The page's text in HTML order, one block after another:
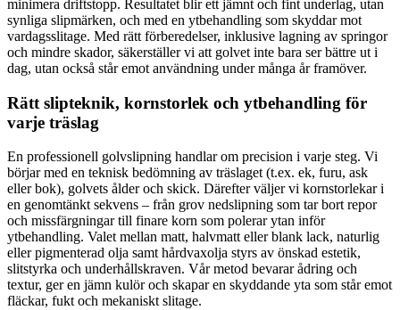
minimera driftstopp. Resultatet blir ett jämnt och fint underlag, utan
synliga slipmärken, och med en ytbehandling som skyddar mot
vardagsslitage. Med rätt förberedelser, inklusive lagning av springor
och mindre skador, säkerställer vi att golvet inte bara ser bättre ut i
dag, utan också står emot användning under många år framöver.
Rätt slipteknik, kornstorlek och ytbehandling för
varje träslag
En professionell golvslipning handlar om precision i varje steg. Vi
börjar med en teknisk bedömning av träslaget (t.ex. ek, furu, ask
eller bok), golvets ålder och skick. Därefter väljer vi kornstorlekar i
en genomtänkt sekvens – från grov nedslipning som tar bort repor
och missfärgningar till finare korn som polerar ytan inför
ytbehandling. Valet mellan matt, halvmatt eller blank lack, naturlig
eller pigmenterad olja samt hårdvaxolja styrs av önskad estetik,
slitstyrka och underhållskraven. Vår metod bevarar ådring och
textur, ger en jämn kulör och skapar en skyddande yta som står emot
fläckar, fukt och mekaniskt slitage.